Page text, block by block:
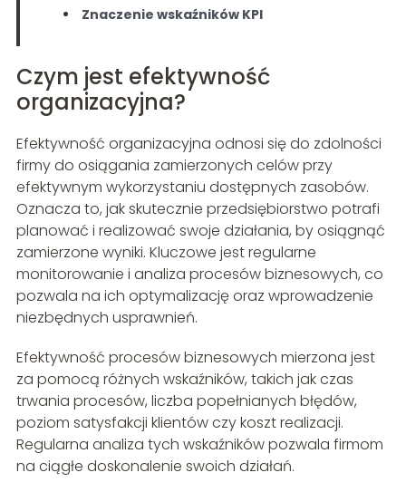
Znaczenie wskaźników KPI
Czym jest efektywność
organizacyjna?
Efektywność organizacyjna odnosi się do zdolności
firmy do osiągania zamierzonych celów przy
efektywnym wykorzystaniu dostępnych zasobów.
Oznacza to, jak skutecznie przedsiębiorstwo potrafi
planować i realizować swoje działania, by osiągnąć
zamierzone wyniki. Kluczowe jest regularne
monitorowanie i analiza procesów biznesowych, co
pozwala na ich optymalizację oraz wprowadzenie
niezbędnych usprawnień.
Efektywność procesów biznesowych mierzona jest
za pomocą różnych wskaźników, takich jak czas
trwania procesów, liczba popełnianych błędów,
poziom satysfakcji klientów czy koszt realizacji.
Regularna analiza tych wskaźników pozwala firmom
na ciągłe doskonalenie swoich działań.